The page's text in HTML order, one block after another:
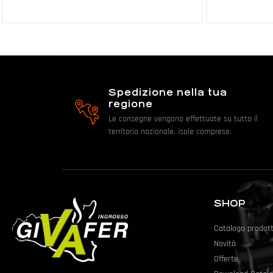
Spedizione nella tua
regione
Le consegne vengono effettuate su tutto il
territorio nazionale, isole comprese.
SHOP
Catalogo
Novità
Offerte